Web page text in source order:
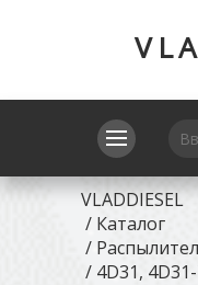
VLADDIESEL
/ Каталог
/
/ 4D31,